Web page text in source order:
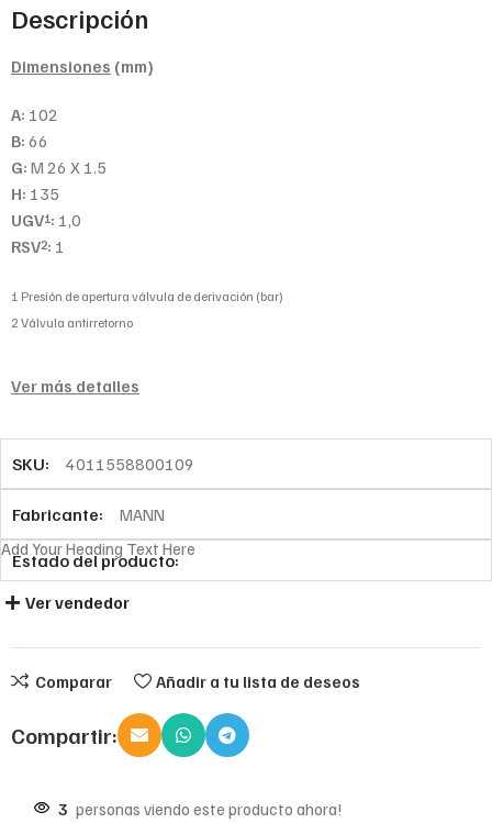
Descripción
Dimensiones (mm)
A: 102
B: 66
G: M 26 X 1.5
H: 135
UGV1: 1,0
RSV2: 1
1 Presión de apertura válvula de derivación (bar)
2 Válvula antirretorno
Ver más detalles
SKU: 4011558800109
Fabricante: MANN
Estado del producto:
Add Your Heading Text Here
Ver vendedor
Comparar Añadir a tu lista de deseos
Compartir:
3 personas viendo este producto ahora!